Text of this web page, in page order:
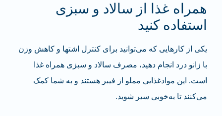
همراه غذا از سالاد و سبزی
استفاده کنید
یکی از کارهایی که می‌توانید برای کنترل اشتها و کاهش وزن
با زانو درد انجام دهید، مصرف سالاد و سبزی همراه غذا
است. این مواد‌غذایی مملو از فیبر هستند و به شما کمک
می‌کنند تا به‌خوبی سیر شوید.